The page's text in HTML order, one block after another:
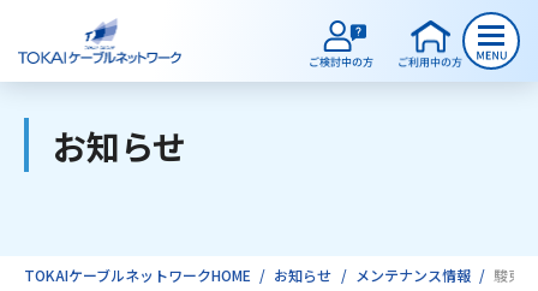
ご検討中のお客様
お知らせ
TOKAIケーブルネットワークHOME お知らせ メンテナンス情報 駿東